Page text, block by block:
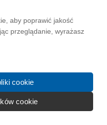
aby poprawić jakość
przeglądanie, wyrażasz
cookie
cookie